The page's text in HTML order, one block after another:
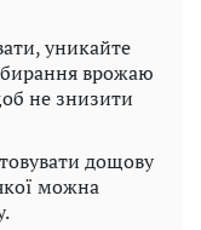
уникайте
врожаю
не знизити
дощову
можна